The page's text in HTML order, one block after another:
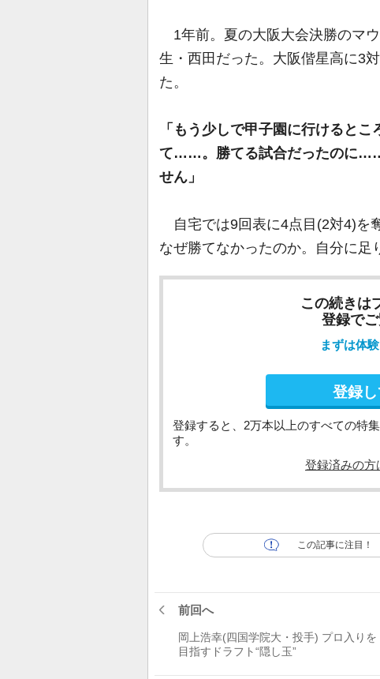
1年前。夏の大阪大会決勝のマ
生・西田だった。大阪偕星高に3
た。
「もう少しで甲子園に行けると
て……。勝てる試合だったのに……
せん」
自宅では9回表に4点目(2対4)を
なぜ勝てなかったのか。自分に足
この続きは
登録でご
まずは体
登録
登録すると、2万本以上のすべての特
す。
登録済みの方
この記事に注目！
前回へ
岡上浩幸(四国学院大・投手) プロ入りを
目指すドラフト“隠し玉”